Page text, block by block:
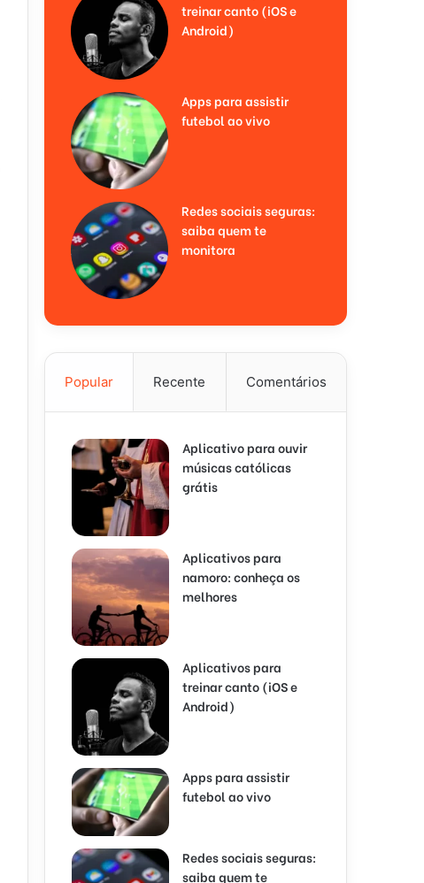
treinar canto (iOS e
Android)
Apps para assistir
futebol ao vivo
Redes sociais seguras:
saiba quem te
monitora
Popular Recente Comentários
Aplicativo para ouvir
músicas católicas
grátis
Aplicativos para
namoro: conheça os
melhores
Aplicativos para
treinar canto (iOS e
Android)
Apps para assistir
futebol ao vivo
Redes sociais seguras:
saiba quem te